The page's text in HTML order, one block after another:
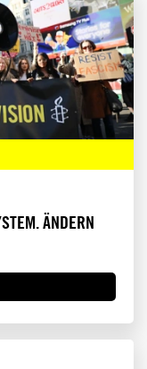
ÄNDERN